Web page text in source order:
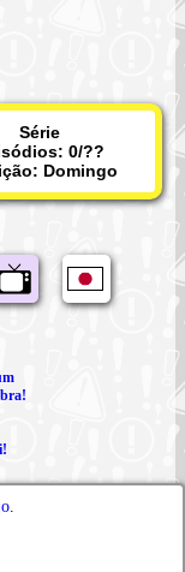
Série
0/??
Domingo